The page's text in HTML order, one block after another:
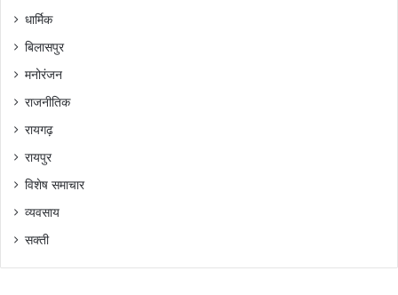
धार्मिक
बिलासपुर
मनोरंजन
राजनीतिक
रायगढ़
रायपुर
विशेष समाचार
व्यवसाय
सक्ती